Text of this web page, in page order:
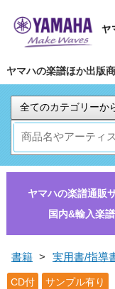
ヤマハの楽譜ほか出版
ヤマハの楽譜通販
国内&輸入楽
書籍 > 実用書/指導
CD付 サンプル有り